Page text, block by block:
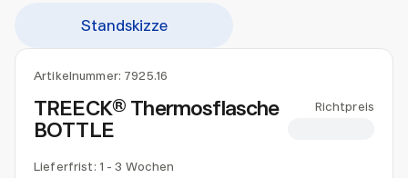
Artikelnummer: 7925.16
TREECK® Thermosflasche
BOTTLE
Richtpreis
Lieferfrist: 1 - 3 Wochen
Standskizze